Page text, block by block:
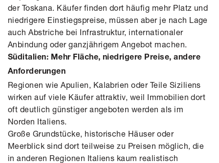
der Toskana. Käufer finden dort häufig mehr Platz und
niedrigere Einstiegspreise, müssen aber je nach Lage
auch Abstriche bei Infrastruktur, internationaler
Anbindung oder ganzjährigem Angebot machen.
Süditalien: Mehr Fläche, niedrigere Preise, andere
Anforderungen
Regionen wie Apulien, Kalabrien oder Teile Siziliens
wirken auf viele Käufer attraktiv, weil Immobilien dort
oft deutlich günstiger angeboten werden als im
Norden Italiens.
Große Grundstücke, historische Häuser oder
Meerblick sind dort teilweise zu Preisen möglich, die
in anderen Regionen Italiens kaum realistisch